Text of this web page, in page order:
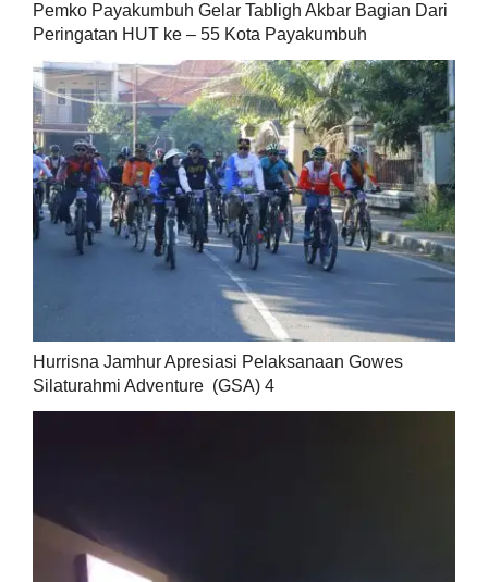
Pemko Payakumbuh Gelar Tabligh Akbar Bagian Dari
Peringatan HUT ke – 55 Kota Payakumbuh
Hurrisna Jamhur Apresiasi Pelaksanaan Gowes
Silaturahmi Adventure (GSA) 4